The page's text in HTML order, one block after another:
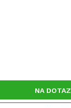
NA DOTAZ